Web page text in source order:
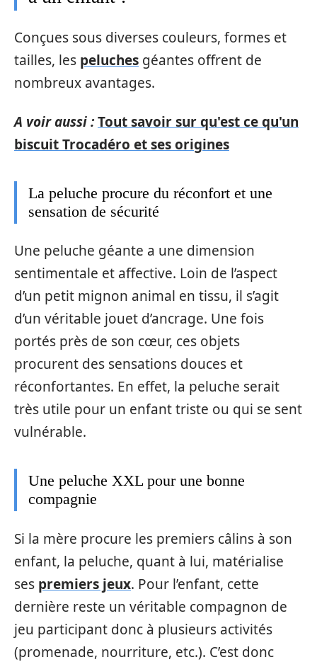
Conçues sous diverses couleurs, formes et
tailles, les peluches géantes offrent de
nombreux avantages.
A voir aussi :Tout savoir sur qu'est ce qu'un
biscuit Trocadéro et ses origines
La peluche procure du réconfort et une
sensation de sécurité
Une peluche géante a une dimension
sentimentale et affective. Loin de l’aspect
d’un petit mignon animal en tissu, il s’agit
d’un véritable jouet d’ancrage. Une fois
portés près de son cœur, ces objets
procurent des sensations douces et
réconfortantes. En effet, la peluche serait
très utile pour un enfant triste ou qui se sent
vulnérable.
Une peluche XXL pour une bonne
compagnie
Si la mère procure les premiers câlins à son
enfant, la peluche, quant à lui, matérialise
ses premiers jeux. Pour l’enfant, cette
dernière reste un véritable compagnon de
jeu participant donc à plusieurs activités
(promenade, nourriture, etc.). C’est donc